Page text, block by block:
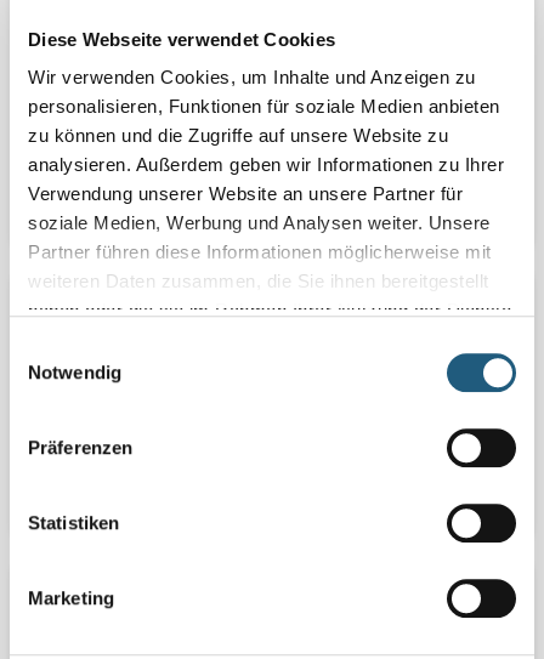
Diese Webseite verwendet Cookies
Wir verwenden Cookies, um Inhalte und Anzeigen zu
personalisieren, Funktionen für soziale Medien anbieten
zu können und die Zugriffe auf unsere Website zu
analysieren. Außerdem geben wir Informationen zu Ihrer
Verwendung unserer Website an unsere Partner für
soziale Medien, Werbung und Analysen weiter. Unsere
Partner führen diese Informationen möglicherweise mit
weiteren Daten zusammen, die Sie ihnen bereitgestellt
haben oder die sie im Rahmen Ihrer Nutzung der Dienste
Notwendig
Präferenzen
Statistiken
Marketing
Nachhaltiger Tourismus, Themenwege
0361 573925097
sandro.dittmar@nnl.thueringen.de
Peggy Dubrow
0361 573925090
Heike Gögelein